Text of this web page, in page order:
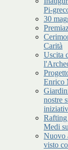
Pi-
30
Carità
Uscita
Enrico
nostre
Rafting
Medi
Nuovo
visto